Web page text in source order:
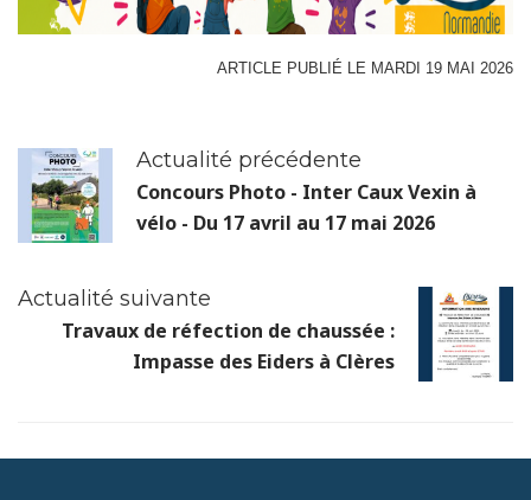
ARTICLE PUBLIÉ LE MARDI 19 MAI 2026
Actualité précédente
Concours Photo - Inter Caux Vexin à
vélo - Du 17 avril au 17 mai 2026
Actualité suivante
Travaux de réfection de chaussée :
Impasse des Eiders à Clères